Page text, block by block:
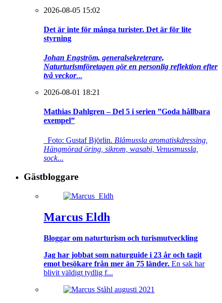
2026-08-05 15:02
Det är inte för många turister. Det är för lite
styrning
Johan Engström, generalsekreterare,
Naturturismföretagen gör en personlig reflektion efter
två veckor...
2026-08-01 18:21
Mathias Dahlgren – Del 5 i serien ”Goda hållbara
exempel”
Foto: Gustaf Björlin. Blåmussla aromatiskdressing,
Hängmörad öring, sikrom, wasabi, Venusmussla,
sock...
Gästbloggare
Marcus Eldh
Bloggar om naturturism och turismutveckling
Jag har jobbat som naturguide i 23 år och tagit
emot besökare från mer än 75 länder. En sak har
blivit väldigt tydlig f...